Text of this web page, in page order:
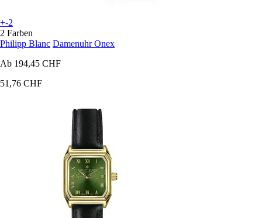
+-2
2 Farben
Philipp Blanc Damenuhr Onex
Ab 194,45 CHF
51,76 CHF